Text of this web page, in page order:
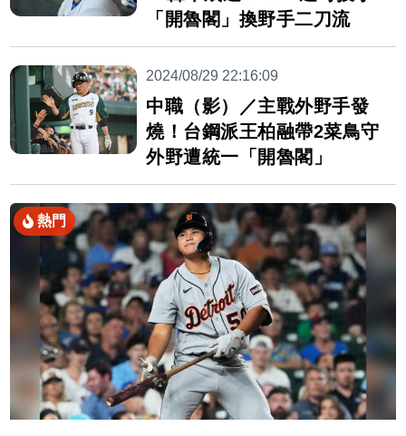
「開魯閣」換野手二刀流
2024/08/29 22:16:09
中職（影）／主戰外野手發
燒！台鋼派王柏融帶2菜鳥守
外野遭統一「開魯閣」
熱門